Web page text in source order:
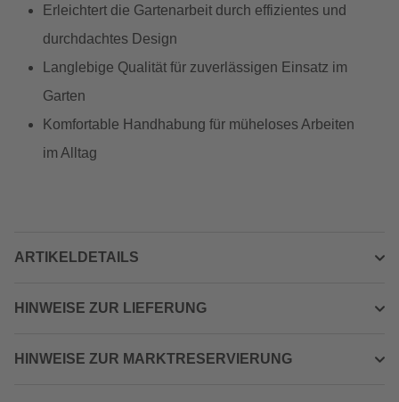
Erleichtert die Gartenarbeit durch effizientes und
durchdachtes Design
Langlebige Qualität für zuverlässigen Einsatz im
Garten
Komfortable Handhabung für müheloses Arbeiten
im Alltag
ARTIKELDETAILS
HINWEISE ZUR LIEFERUNG
HINWEISE ZUR MARKTRESERVIERUNG